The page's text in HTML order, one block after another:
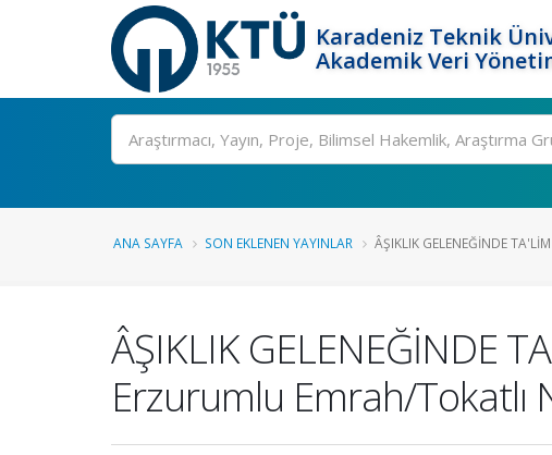
Karadeniz Teknik
Akademik Veri
Ara
ANA SAYFA SON EKLENEN YAYINLAR ÂŞIKLIK GELENEĞİNDE
ÂŞIKLIK GELENEĞİNDE
Erzurumlu Emrah/Tokatlı